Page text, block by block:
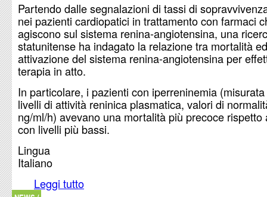
Partendo dalle segnalazioni di tassi di
nei pazienti cardiopatici in trattamento con farmaci
agiscono sul sistema renina-angiotensina, una
statunitense ha indagato la relazione tra mortalità
attivazione del sistema renina-angiotensina per
terapia in atto.
In particolare, i pazienti con iperreninemia
livelli di attività reninica plasmatica, valori di
ng/ml/h) avevano una mortalità più precoce rispetto
con livelli più bassi.
Lingua
Italiano
Leggi tutto